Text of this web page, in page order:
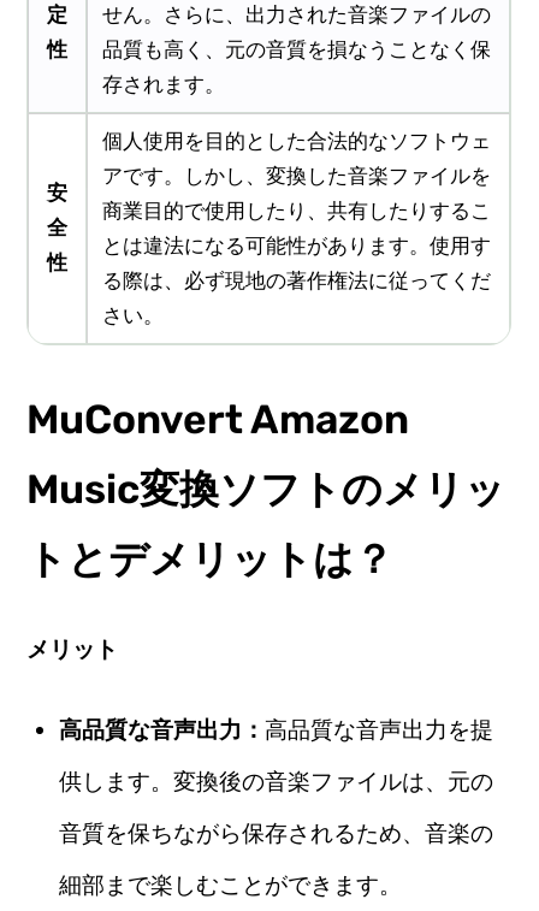
定
性
せん。さらに、出力された音楽ファイルの
品質も高く、元の音質を損なうことなく保
存されます。
安
全
性
個人使用を目的とした合法的なソフトウェ
アです。しかし、変換した音楽ファイルを
商業目的で使用したり、共有したりするこ
とは違法になる可能性があります。使用す
る際は、必ず現地の著作権法に従ってくだ
さい。
MuConvert Amazon
Music変換ソフトのメリッ
トとデメリットは？
メリット
高品質な音声出力：高品質な音声出力を提
供します。変換後の音楽ファイルは、元の
音質を保ちながら保存されるため、音楽の
細部まで楽しむことができます。